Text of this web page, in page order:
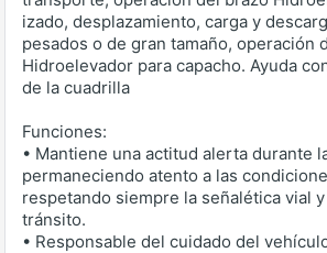
izado, desplazamiento, carga y
pesados o de gran tamaño, operación
Hidroelevador para capacho. Ayuda
de la cuadrilla
Funciones:
• Mantiene una actitud alerta durante
permaneciendo atento a las
respetando siempre la señalética vial
tránsito.
• Responsable del cuidado del